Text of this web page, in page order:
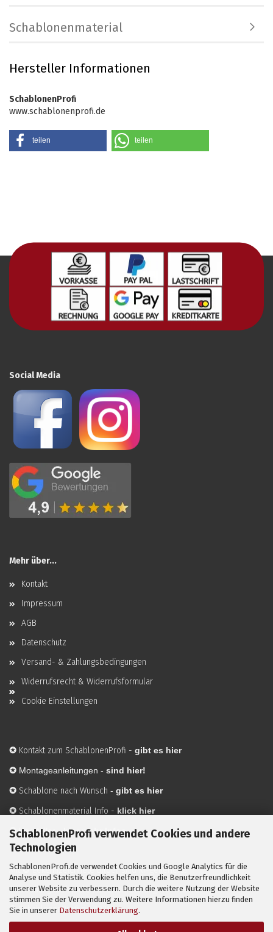
SchablonenProfi verwendet Cookies und andere
Technologien
SchablonenProfi.de verwendet Cookies und Google Analytics für die
Analyse und Statistik. Cookies helfen uns, die Benutzerfreundlichkeit
unserer Website zu verbessern. Durch die weitere Nutzung der Website
stimmen Sie der Verwendung zu. Weitere Informationen hierzu finden
Sie in unserer Datenschutzerklärung.
Schablonenmaterial
Hersteller Informationen
SchablonenProfi
www.schablonenprofi.de
teilen teilen
Social Media
Mehr über...
Kontakt
Impressum
AGB
Datenschutz
Versand- & Zahlungsbedingungen
Widerrufsrecht & Widerrufsformular
Cookie Einstellungen
✪ Kontakt zum SchablonenProfi - gibt es hier
✪ Montageanleitungen - sind hier!
✪ Schablone nach Wunsch - gibt es hier
✪ Schablonenmaterial Info - klick hier
✪Hersteller-hier mehr Infos
Mit ✪ gekennzeichnete Bilder sind KI-generierte
Anwendungsbeispiele zur Visualisierung der Motive.
© SchablonenProfi.de2026